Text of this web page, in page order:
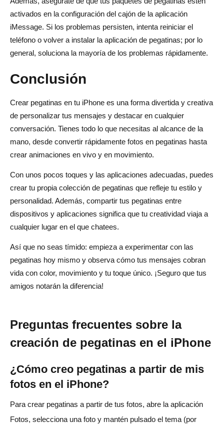
activados en la configuración del cajón de la aplicación
iMessage. Si los problemas persisten, intenta reiniciar el
teléfono o volver a instalar la aplicación de pegatinas; por lo
general, soluciona la mayoría de los problemas rápidamente.
Conclusión
Crear pegatinas en tu iPhone es una forma divertida y creativa
de personalizar tus mensajes y destacar en cualquier
conversación. Tienes todo lo que necesitas al alcance de la
mano, desde convertir rápidamente fotos en pegatinas hasta
crear animaciones en vivo y en movimiento.
Con unos pocos toques y las aplicaciones adecuadas, puedes
crear tu propia colección de pegatinas que refleje tu estilo y
personalidad. Además, compartir tus pegatinas entre
dispositivos y aplicaciones significa que tu creatividad viaja a
cualquier lugar en el que chatees.
Así que no seas tímido: empieza a experimentar con las
pegatinas hoy mismo y observa cómo tus mensajes cobran
vida con color, movimiento y tu toque único. ¡Seguro que tus
amigos notarán la diferencia!
Preguntas frecuentes sobre la
creación de pegatinas en el iPhone
¿Cómo creo pegatinas a partir de mis
fotos en el iPhone?
Para crear pegatinas a partir de tus fotos, abre la aplicación
Fotos, selecciona una foto y mantén pulsado el tema (por